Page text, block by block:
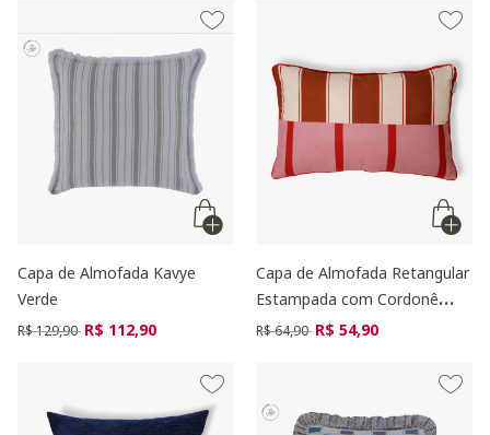
Capa de Almofada Kavye
Verde
Preço reduzido de
R$ 129,90 para
R$ 112,90
Capa de Almofada Retangular
Estampada com Cordonê
Moyou Colorida
Preço reduzido de
R$ 64,90 para
R$ 54,90